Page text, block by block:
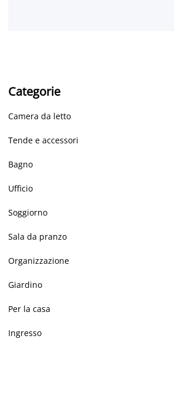
Categorie
Camera da letto
Tende e accessori
Bagno
Ufficio
Soggiorno
Sala da pranzo
Organizzazione
Giardino
Per la casa
Ingresso